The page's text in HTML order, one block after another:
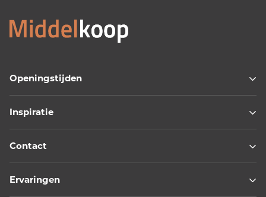
Openingstijden
Contact
Inspiratie
Ervaringen